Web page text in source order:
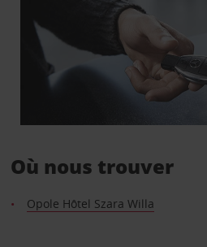
Où nous trouver
Opole Hôtel Szara Willa